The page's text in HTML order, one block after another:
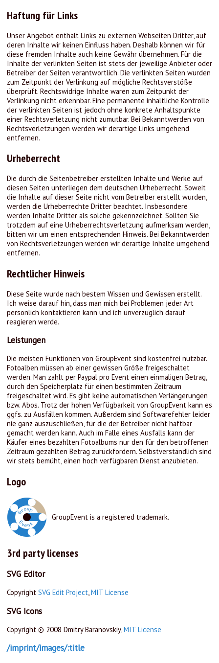
Haftung für Links
Unser Angebot enthält Links zu externen Webseiten Dritter, auf
deren Inhalte wir keinen Einfluss haben. Deshalb können wir für
diese fremden Inhalte auch keine Gewähr übernehmen. Für die
Inhalte der verlinkten Seiten ist stets der jeweilige Anbieter oder
Betreiber der Seiten verantwortlich. Die verlinkten Seiten wurden
zum Zeitpunkt der Verlinkung auf mögliche Rechtsverstöße
überprüft. Rechtswidrige Inhalte waren zum Zeitpunkt der
Verlinkung nicht erkennbar. Eine permanente inhaltliche Kontrolle
der verlinkten Seiten ist jedoch ohne konkrete Anhaltspunkte
einer Rechtsverletzung nicht zumutbar. Bei Bekanntwerden von
Rechtsverletzungen werden wir derartige Links umgehend
entfernen.
Urheberrecht
Die durch die Seitenbetreiber erstellten Inhalte und Werke auf
diesen Seiten unterliegen dem deutschen Urheberrecht. Soweit
die Inhalte auf dieser Seite nicht vom Betreiber erstellt wurden,
werden die Urheberrechte Dritter beachtet. Insbesondere
werden Inhalte Dritter als solche gekennzeichnet. Sollten Sie
trotzdem auf eine Urheberrechtsverletzung aufmerksam werden,
bitten wir um einen entsprechenden Hinweis. Bei Bekanntwerden
von Rechtsverletzungen werden wir derartige Inhalte umgehend
entfernen.
Rechtlicher Hinweis
Diese Seite wurde nach bestem Wissen und Gewissen erstellt.
Ich weise darauf hin, dass man mich bei Problemen jeder Art
persönlich kontaktieren kann und ich unverzüglich darauf
reagieren werde.
Leistungen
Die meisten Funktionen von GroupEvent sind kostenfrei nutzbar.
Fotoalben müssen ab einer gewissen Größe freigeschaltet
werden. Man zahlt per Paypal pro Event einen einmaligen Betrag,
durch den Speicherplatz für einen bestimmten Zeitraum
freigeschaltet wird. Es gibt keine automatischen Verlängerungen
bzw. Abos. Trotz der hohen Verfügbarkeit von GroupEvent kann es
ggfs. zu Ausfällen kommen. Außerdem sind Softwarefehler leider
nie ganz auszuschließen, für die der Betreiber nicht haftbar
gemacht werden kann. Auch im Falle eines Ausfalls kann der
Käufer eines bezahlten Fotoalbums nur den für den betroffenen
Zeitraum gezahlten Betrag zurückfordern. Selbstverständlich sind
wir stets bemüht, einen hoch verfügbaren Dienst anzubieten.
Logo
GroupEvent is a registered trademark.
3rd party licenses
SVG Editor
Copyright SVG Edit Project,MIT License
SVG Icons
Copyright © 2008 Dmitry Baranovskiy, MIT License
/imprint/images/:title